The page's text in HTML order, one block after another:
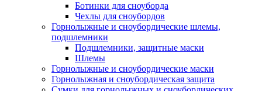
Ботинки для сноуборда
Чехлы для сноубордов
Горнолыжные и сноубордические шлемы,
подшлемники
Подшлемники, защитные маски
Шлемы
Горнолыжные и сноубордические маски
Горнолыжная и сноубордическая защита